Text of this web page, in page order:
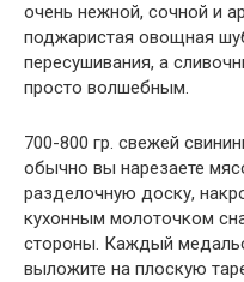
очень нежной, сочной и
поджаристая овощная
пересушивания, а
просто волшебным.
700-800 гр. свежей
обычно вы нарезаете
разделочную доску,
кухонным молоточком
стороны. Каждый
выложите на плоскую